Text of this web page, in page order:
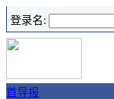
登录名:
首导报